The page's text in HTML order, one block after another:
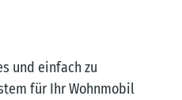
und einfach zu
für Ihr Wohnmobil